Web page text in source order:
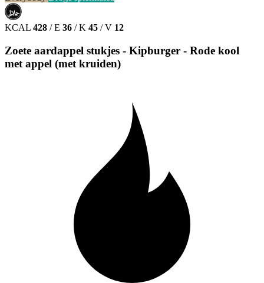
حلال
HALAL
KCAL 428 / E 36 / K 45 / V 12
Zoete aardappel stukjes - Kipburger - Rode kool
met appel (met kruiden)